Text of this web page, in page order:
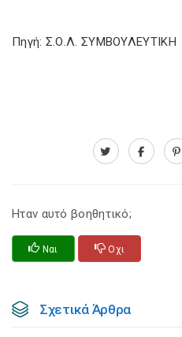
Πηγή: Σ.Ο.Λ. ΣΥΜΒΟΥΛΕΥΤΙΚΗ
Ηταν αυτό βοηθητικό;
Ναι Οχι
Σχετικά Άρθρα